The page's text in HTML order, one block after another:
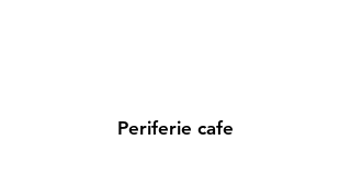
Periferie cafe